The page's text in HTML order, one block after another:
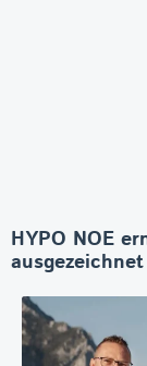
HYPO NOE
ausgezeichnet